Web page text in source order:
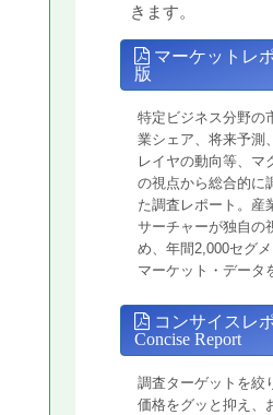
きます。
マーケットレ
版
特定ビジネス分野の
業シェア、将来予測
レイヤの動向等、マ
の視点から総合的に
た調査レポート。産
サーチャーが独自の
め、年間2,000セグ
マーケット・データ
コンサイスレ
Concise Report
調査ターゲットを絞
価格をグッと抑え、